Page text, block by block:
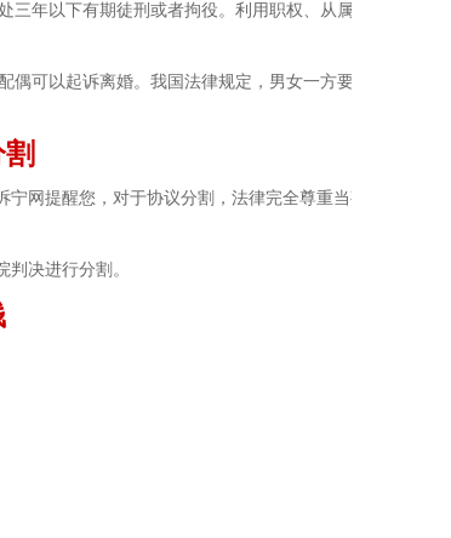
年以下有期徒刑或者拘役。利用职权、从属关
可以起诉离婚。我国法律规定，男女一方要求
网提醒您，对于协议分割，法律完全尊重当事
决进行分割。